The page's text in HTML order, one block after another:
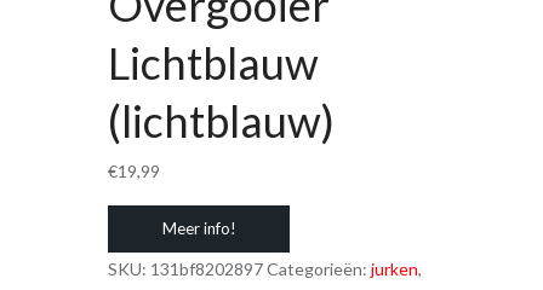
Lichtblauw
(lichtblauw)
€19,99
Meer info!
SKU: 131bf8202897Categorieën: jurken,